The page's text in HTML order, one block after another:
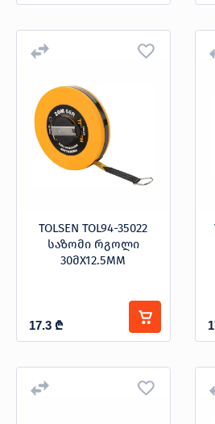
TOLSEN TOL94-35022
საზომი რგოლი
30მX12.5MM
17.3 ₾